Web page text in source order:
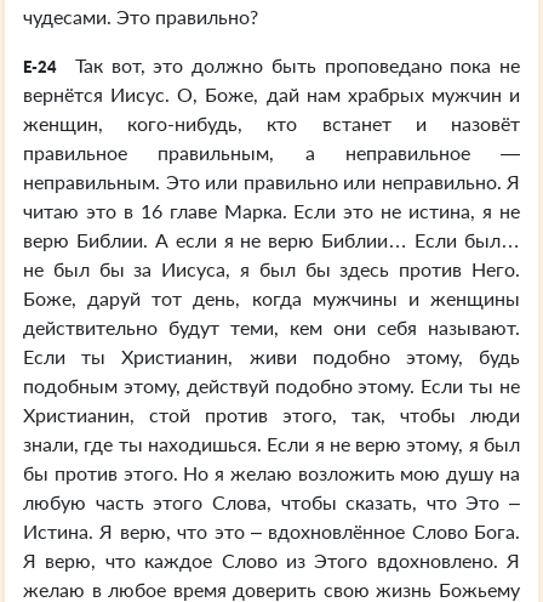
чудесами. Это правильно?
E-24
Так вот, это должно быть проповедано пока не
вернётся Иисус. О, Боже, дай нам храбрых мужчин и
женщин, кого-нибудь, кто встанет и назовёт
правильное правильным, а неправильное —
неправильным. Это или правильно или неправильно. Я
читаю это в 16 главе Марка. Если это не истина, я не
верю Библии. А если я не верю Библии… Если был…
не был бы за Иисуса, я был бы здесь против Него.
Боже, даруй тот день, когда мужчины и женщины
действительно будут теми, кем они себя называют.
Если ты Христианин, живи подобно этому, будь
подобным этому, действуй подобно этому. Если ты не
Христианин, стой против этого, так, чтобы люди
знали, где ты находишься. Если я не верю этому, я был
бы против этого. Но я желаю возложить мою душу на
любую часть этого Слова, чтобы сказать, что Это –
Истина. Я верю, что это – вдохновлённое Слово Бога.
Я верю, что каждое Слово из Этого вдохновлено. Я
желаю в любое время доверить свою жизнь Божьему